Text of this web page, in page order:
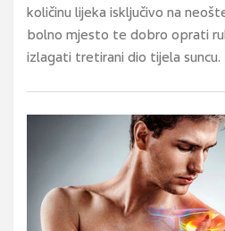
količinu lijeka isključivo na
bolno mjesto te dobro oprati
izlagati tretirani dio tijela suncu.